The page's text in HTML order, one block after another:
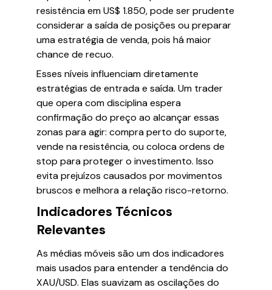
resistência em US$ 1.850, pode ser prudente
considerar a saída de posições ou preparar
uma estratégia de venda, pois há maior
chance de recuo.
Esses níveis influenciam diretamente
estratégias de entrada e saída. Um trader
que opera com disciplina espera
confirmação do preço ao alcançar essas
zonas para agir: compra perto do suporte,
vende na resistência, ou coloca ordens de
stop para proteger o investimento. Isso
evita prejuízos causados por movimentos
bruscos e melhora a relação risco-retorno.
Indicadores Técnicos
Relevantes
As médias móveis são um dos indicadores
mais usados para entender a tendência do
XAU/USD. Elas suavizam as oscilações do